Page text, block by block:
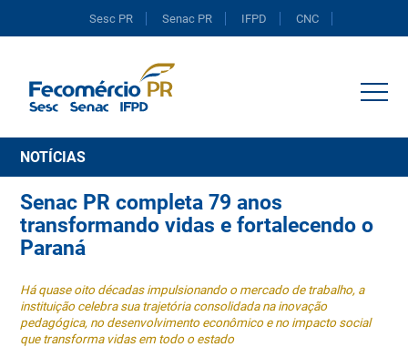
Sesc PR Senac PR IFPD CNC
NOTÍCIAS
Senac PR completa 79 anos
transformando vidas e fortalecendo o
Paraná
Há quase oito décadas impulsionando o mercado de trabalho, a
instituição celebra sua trajetória consolidada na inovação
pedagógica, no desenvolvimento econômico e no impacto social
que transforma vidas em todo o estado